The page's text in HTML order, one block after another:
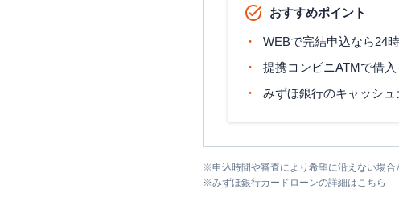
おすすめポイント
WEBで完結申込なら24
提携コンビニATMで借
みずほ銀行のキャッシ
※申込時間や審査により希望に沿えない場合
※みずほ銀行カードローンの詳細はこちら